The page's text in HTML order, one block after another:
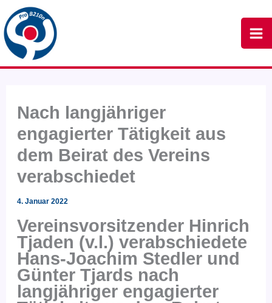
Zum
Inhalt
springen
Nach langjähriger
engagierter Tätigkeit aus
dem Beirat des Vereins
verabschiedet
4. Januar 2022
Vereinsvorsitzender Hinrich
Tjaden (v.l.) verabschiedete
Hans-Joachim Stedler und
Günter Tjards nach
langjähriger engagierter